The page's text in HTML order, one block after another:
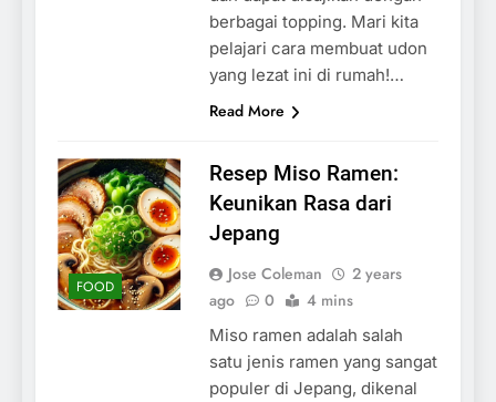
berbagai topping. Mari kita
pelajari cara membuat udon
yang lezat ini di rumah!…
Read More
FOOD
Resep Miso Ramen:
Keunikan Rasa dari
Jepang
Jose Coleman
2 years
ago
0 4 mins
Miso ramen adalah salah
satu jenis ramen yang sangat
populer di Jepang, dikenal